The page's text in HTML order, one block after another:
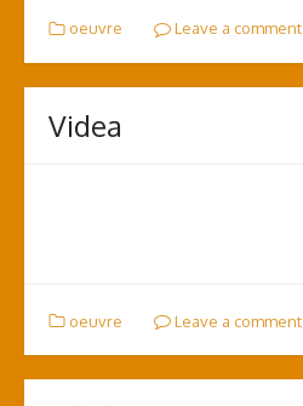
oeuvre Leave a comment
Videa
oeuvre Leave a comment